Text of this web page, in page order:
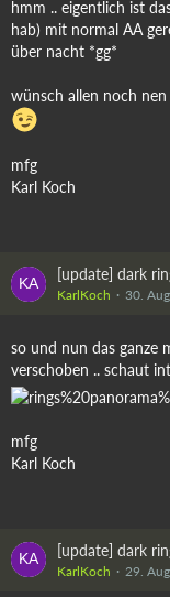
hmm .. eigentlich ist
hab) mit normal AA
über nacht *gg*
wünsch allen noch
mfg
Karl Koch
[update] dark
KarlKoch 30.
so und nun das ganze
verschoben .. schaut
mfg
Karl Koch
[update] dark
KarlKoch 29.